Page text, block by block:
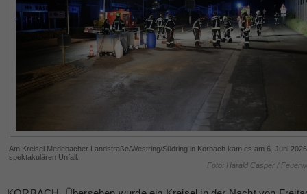
Am Kreisel Medebacher Landstraße/Westring/Südring in Korbach kam es am 6. Juni
spektakulären Unfall.
Foto: Harald Casper /